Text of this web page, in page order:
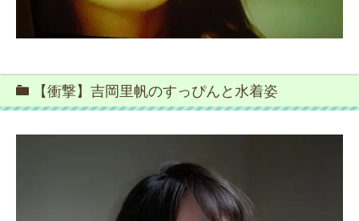
【衝撃】吉岡里帆のすっぴんと水着姿